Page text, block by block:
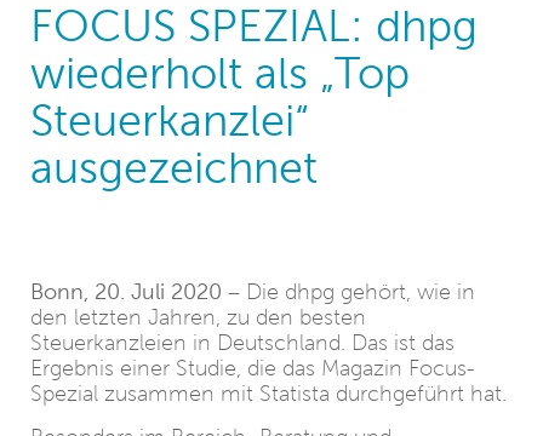
FOCUS SPEZIAL: dhpg
wiederholt als „Top
Steuerkanzlei“
ausgezeichnet
Bonn, 20. Juli 2020 – Die dhpg gehört, wie in
den letzten Jahren, zu den besten
Steuerkanzleien in Deutschland. Das ist das
Ergebnis einer Studie, die das Magazin Focus-
Spezial zusammen mit Statista durchgeführt hat.